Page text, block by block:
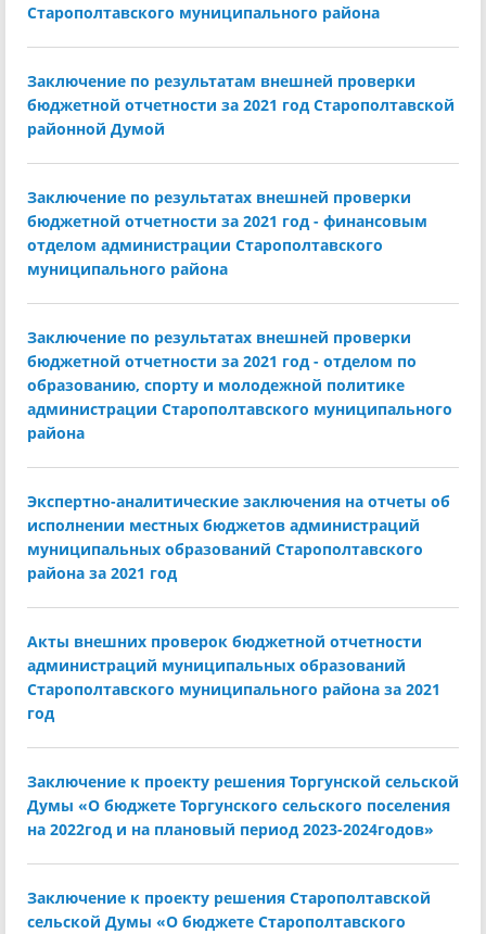
Старополтавского муниципального района
Заключение по результатам внешней проверки
бюджетной отчетности за 2021 год Старополтавской
районной Думой
Заключение по результатах внешней проверки
бюджетной отчетности за 2021 год - финансовым
отделом администрации Старополтавского
муниципального района
Заключение по результатах внешней проверки
бюджетной отчетности за 2021 год - отделом по
образованию, спорту и молодежной политике
администрации Старополтавского муниципального
района
Экспертно-аналитические заключения на отчеты об
исполнении местных бюджетов администраций
муниципальных образований Старополтавского
района за 2021 год
Акты внешних проверок бюджетной отчетности
администраций муниципальных образований
Старополтавского муниципального района за 2021
год
Заключение к проекту решения Торгунской сельской
Думы «О бюджете Торгунского сельского поселения
на 2022год и на плановый период 2023-2024годов»
Заключение к проекту решения Старополтавской
сельской Думы «О бюджете Старополтавского